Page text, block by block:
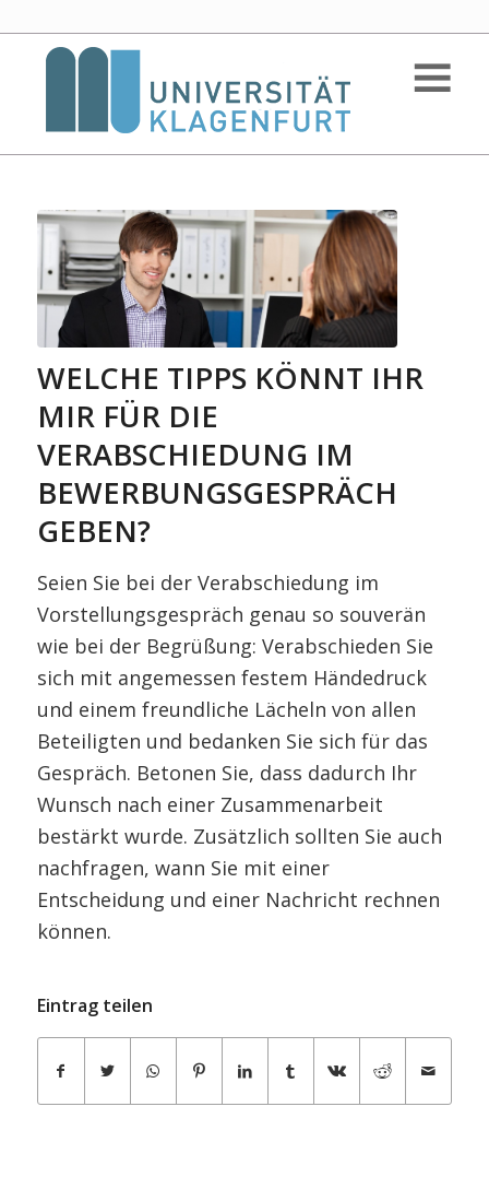
WELCHE TIPPS KÖNNT IHR
MIR FÜR DIE
VERABSCHIEDUNG IM
BEWERBUNGSGESPRÄCH
GEBEN?
Seien Sie bei der Verabschiedung im
Vorstellungsgespräch genau so souverän
wie bei der Begrüßung: Verabschieden Sie
sich mit angemessen festem Händedruck
und einem freundliche Lächeln von allen
Beteiligten und bedanken Sie sich für das
Gespräch. Betonen Sie, dass dadurch Ihr
Wunsch nach einer Zusammenarbeit
bestärkt wurde. Zusätzlich sollten Sie auch
nachfragen, wann Sie mit einer
Entscheidung und einer Nachricht rechnen
können.
Eintrag teilen